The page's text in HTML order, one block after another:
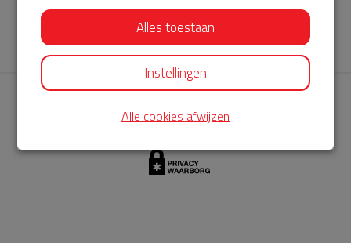
komende jaren. AED360-ProCardio is gespecialiseerd in de
levering en het onderhoud van Philips AED’s.
Alles toestaan
Instellingen
Alle cookies afwijzen